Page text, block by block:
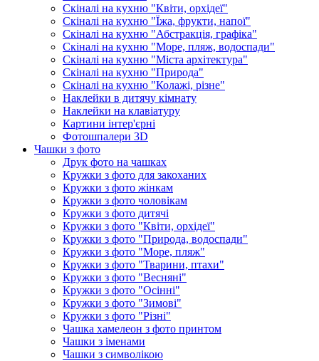
Скіналі на кухню "Квіти, орхідеї"
Скіналі на кухню "Їжа, фрукти, напої"
Скіналі на кухню "Абстракція, графіка"
Скіналі на кухню "Море, пляж, водоспади"
Скіналі на кухню "Міста архітектура"
Скіналі на кухню "Природа"
Скіналі на кухню "Колажі, різне"
Наклейки в дитячу кімнату
Наклейки на клавіатуру
Картини інтер'єрні
Фотошпалери 3D
Чашки з фото
Друк фото на чашках
Кружки з фото для закоханих
Кружки з фото жінкам
Кружки з фото чоловікам
Кружки з фото дитячі
Кружки з фото "Квіти, орхідеї"
Кружки з фото "Природа, водоспади"
Кружки з фото "Море, пляж"
Кружки з фото "Тварини, птахи"
Кружки з фото "Весняні"
Кружки з фото "Осінні"
Кружки з фото "Зимові"
Кружки з фото "Різні"
Чашка хамелеон з фото принтом
Чашки з іменами
Чашки з символікою